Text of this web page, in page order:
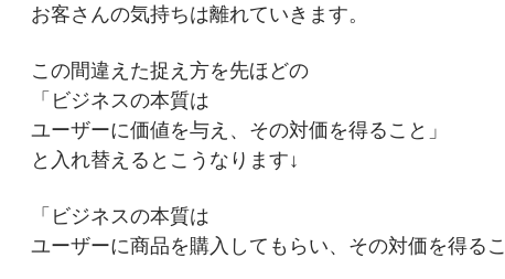
お客さんの気持ちは離れていきます。
この間違えた捉え方を先ほどの
「ビジネスの本質は
ユーザーに価値を与え、その対価を得ること」
と入れ替えるとこうなります↓
「ビジネスの本質は
ユーザーに商品を購入してもらい、その対価を得る